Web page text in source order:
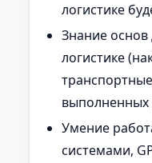
логистике
Знание
логистике
выполненных
Умение
системами,